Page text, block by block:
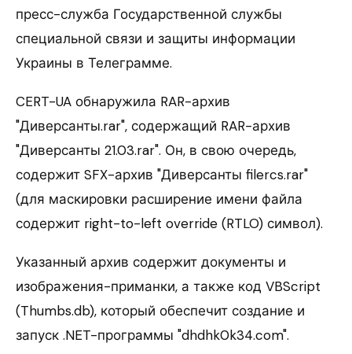
пресс-служба Государственной службы
специальной связи и защиты информации
Украины в Телеграмме.
CERT-UA обнаружила RAR-архив
"Диверсанты.rar", содержащий RAR-архив
"Диверсанты 21.03.rar". Он, в свою очередь,
содержит SFX-архив "Диверсанты filercs.rar"
(для маскировки расширение имени файла
содержит right-to-left override (RTLO) символ).
Указанный архив содержит документы и
изображения-приманки, а также код VBScript
(Thumbs.db), который обеспечит создание и
запуск .NET-программы "dhdhk0k34.com".